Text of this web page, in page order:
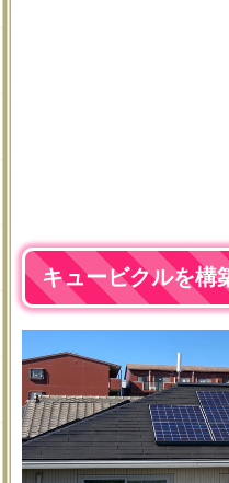
キュービクルを構